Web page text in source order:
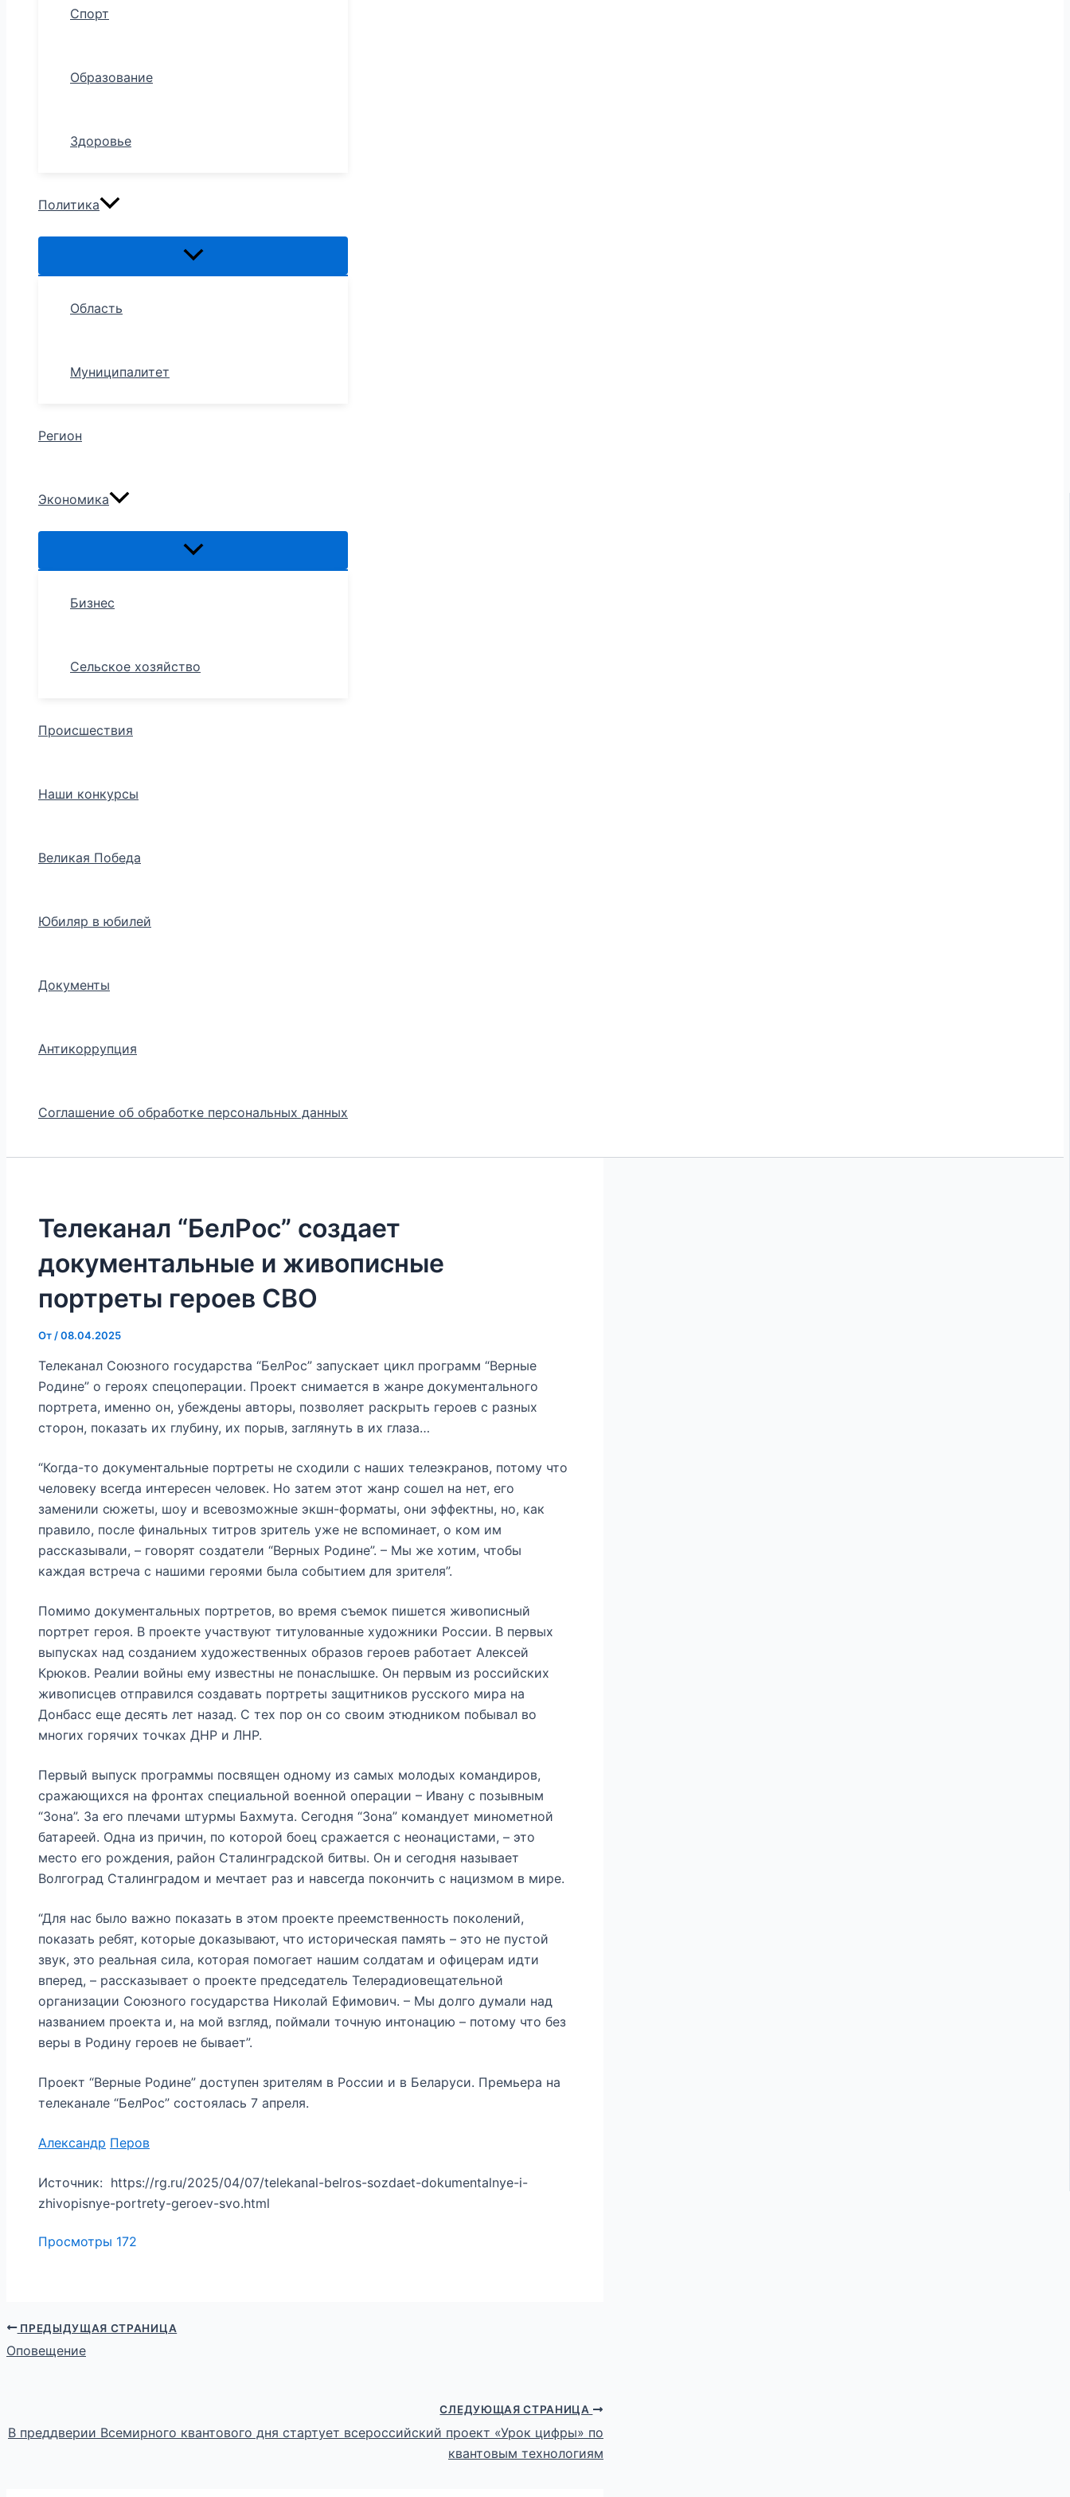
Спорт
Образование
Здоровье
Политика
Область
Муниципалитет
Регион
Экономика
Бизнес
Сельское хозяйство
Происшествия
Наши конкурсы
Великая Победа
Юбиляр в юбилей
Документы
Антикоррупция
Соглашение об обработке персональных данных
Телеканал “БелРос” создает
документальные и живописные
портреты героев СВО
От /08.04.2025
Телеканал Союзного государства “БелРос” запускает цикл программ “Верные
Родине” о героях спецоперации. Проект снимается в жанре документального
портрета, именно он, убеждены авторы, позволяет раскрыть героев с разных
сторон, показать их глубину, их порыв, заглянуть в их глаза…
“Когда-то документальные портреты не сходили с наших телеэкранов, потому что
человеку всегда интересен человек. Но затем этот жанр сошел на нет, его
заменили сюжеты, шоу и всевозможные экшн-форматы, они эффектны, но, как
правило, после финальных титров зритель уже не вспоминает, о ком им
рассказывали, – говорят создатели “Верных Родине”. – Мы же хотим, чтобы
каждая встреча с нашими героями была событием для зрителя”.
Помимо документальных портретов, во время съемок пишется живописный
портрет героя. В проекте участвуют титулованные художники России. В первых
выпусках над созданием художественных образов героев работает Алексей
Крюков. Реалии войны ему известны не понаслышке. Он первым из российских
живописцев отправился создавать портреты защитников русского мира на
Донбасс еще десять лет назад. С тех пор он со своим этюдником побывал во
многих горячих точках ДНР и ЛНР.
Первый выпуск программы посвящен одному из самых молодых командиров,
сражающихся на фронтах специальной военной операции – Ивану с позывным
“Зона”. За его плечами штурмы Бахмута. Сегодня “Зона” командует минометной
батареей. Одна из причин, по которой боец сражается с неонацистами, – это
место его рождения, район Сталинградской битвы. Он и сегодня называет
Волгоград Сталинградом и мечтает раз и навсегда покончить с нацизмом в мире.
“Для нас было важно показать в этом проекте преемственность поколений,
показать ребят, которые доказывают, что историческая память – это не пустой
звук, это реальная сила, которая помогает нашим солдатам и офицерам идти
вперед, – рассказывает о проекте председатель Телерадиовещательной
организации Союзного государства Николай Ефимович. – Мы долго думали над
названием проекта и, на мой взгляд, поймали точную интонацию – потому что без
веры в Родину героев не бывает”.
Проект “Верные Родине” доступен зрителям в России и в Беларуси. Премьера на
телеканале “БелРос” состоялась 7 апреля.
Александр Перов
Источник: https://rg.ru/2025/04/07/telekanal-belros-sozdaet-dokumentalnye-i-
zhivopisnye-portrety-geroev-svo.html
Просмотры 172
ПРЕДЫДУЩАЯ СТРАНИЦА
Оповещение
СЛЕДУЮЩАЯ СТРАНИЦА
В преддверии Всемирного квантового дня стартует всероссийский проект «Урок цифры» по
квантовым технологиям